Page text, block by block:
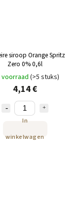
siroop Orange Spritz
Zero 0% 0,6l
voorraad (>5 stuks)
4,14 €
In
winkelwagen